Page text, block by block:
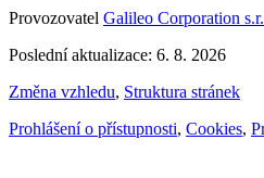
Provozovatel Galileo Corporation
Poslední aktualizace: 6. 8. 2026
Změna vzhledu, Struktura stránek
Prohlášení o přístupnosti, Cookies,